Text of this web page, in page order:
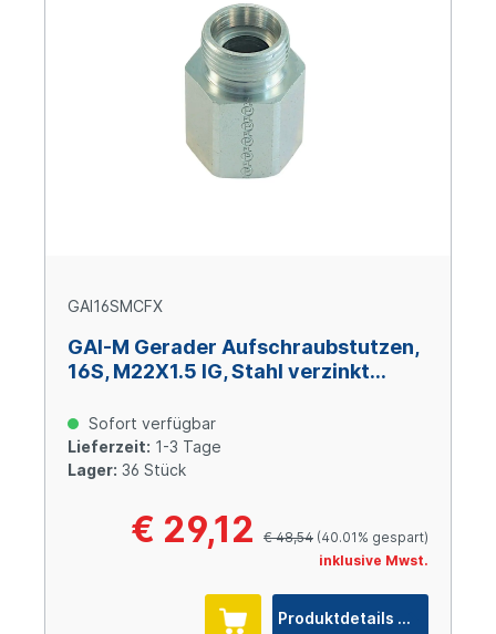
GAI16SMCFX
GAI-M Gerader Aufschraubstutzen,
16S, M22X1.5 IG, Stahl verzinkt
Sofort verfügbar
Lieferzeit: 1-3 Tage
Lager: 36 Stück
€ 29,12 € 48,54 (40.01% gespart)
inklusive Mwst.
Produktdetails